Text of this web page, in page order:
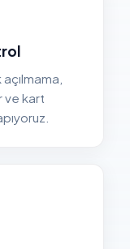
ve kart